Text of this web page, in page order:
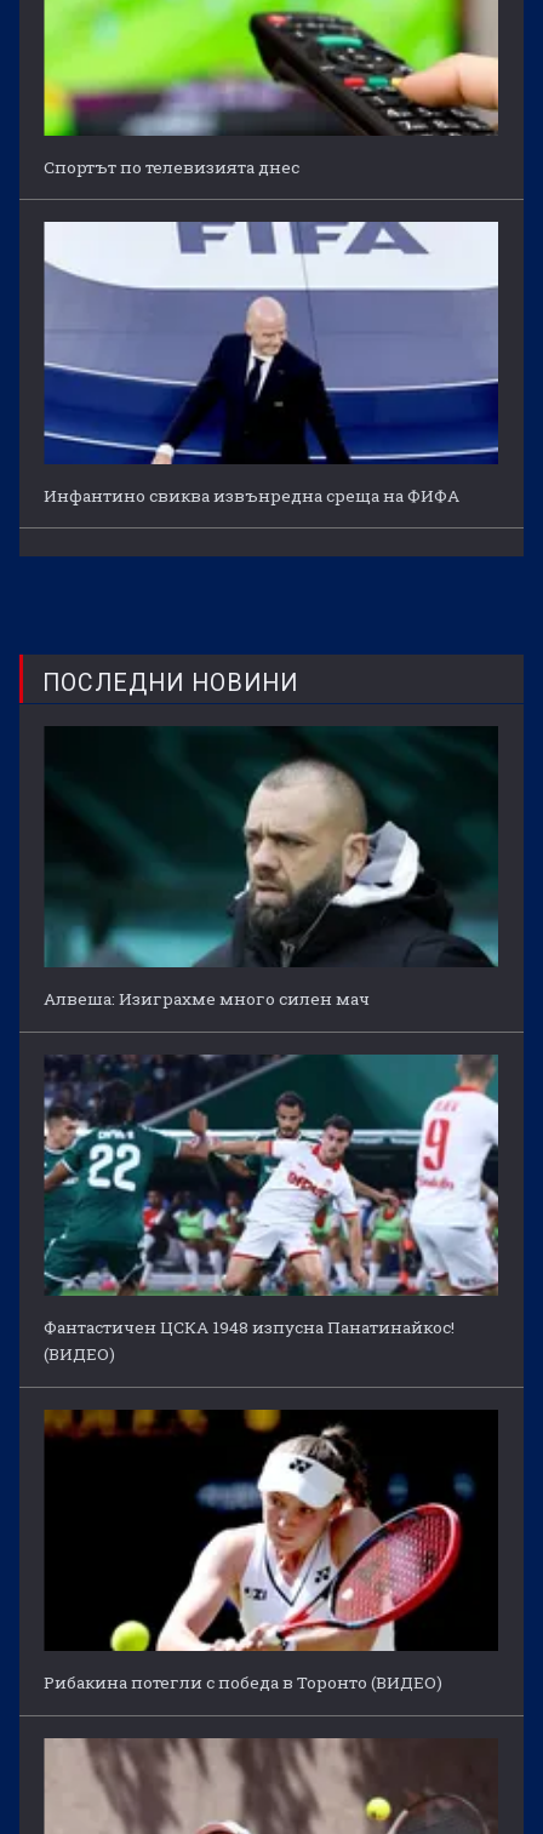
Спортът по телевизията днес
Инфантино свиква извънредна среща на ФИФА
ПОСЛЕДНИ НОВИНИ
Алвеша: Изиграхме много силен мач
Фантастичен ЦСКА 1948 изпусна Панатинайкос!
(ВИДЕО)
Рибакина потегли с победа в Торонто (ВИДЕО)